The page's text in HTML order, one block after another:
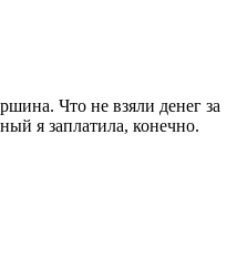
Что не взяли денег за
я заплатила, конечно.